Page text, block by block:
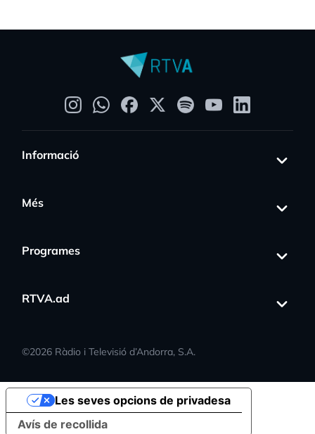
Informació
Més
Programes
RTVA.ad
©2026 Ràdio i Televisió d’Andorra, S.A.
Avís de recollida
Les seves opcions de privadesa